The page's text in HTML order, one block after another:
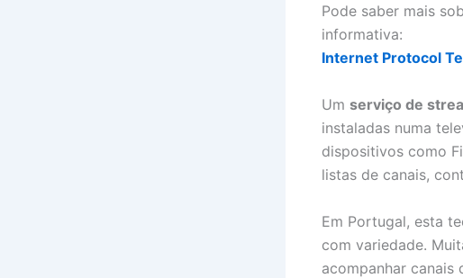
Pode saber mais
informativa:
Internet Protocol
Um serviço de
instaladas numa
dispositivos como
listas de canais,
Em Portugal, esta
com variedade.
acompanhar